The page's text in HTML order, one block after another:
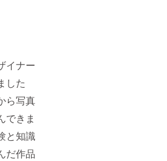
イナー
した
ら写真
できま
と知識
だ作品